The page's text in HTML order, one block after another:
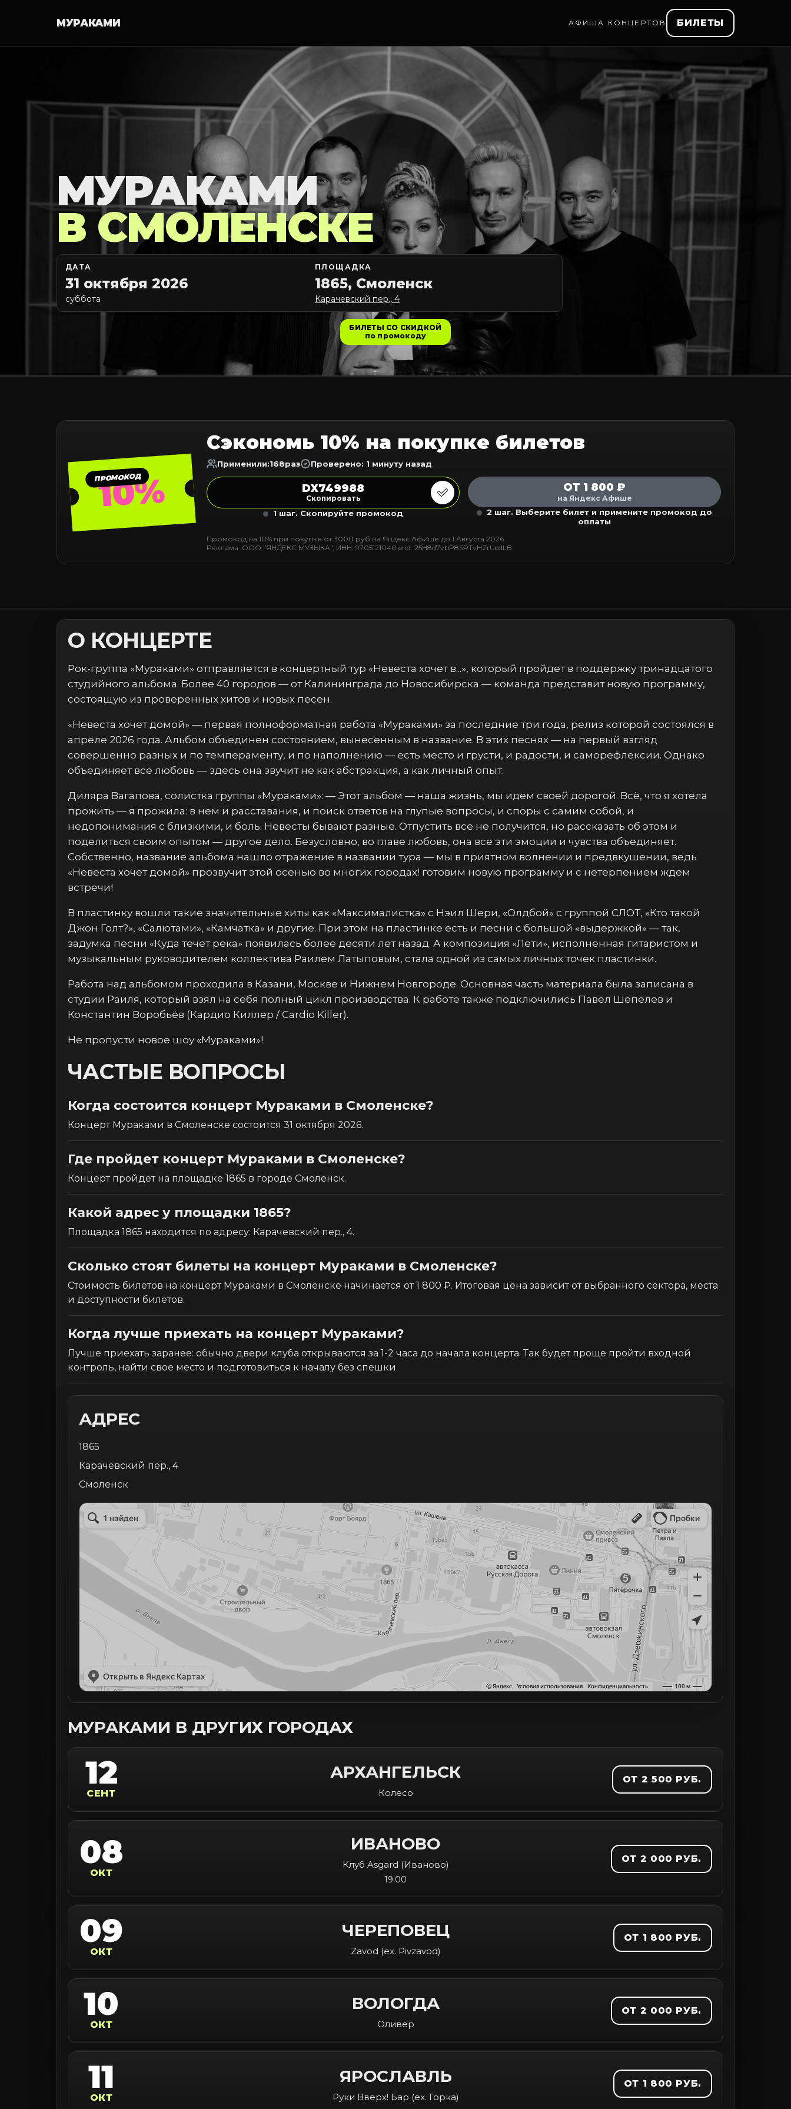
МУРАКАМИ АФИША КОНЦЕРТОВ БИЛЕТЫ
МУРАКАМИ
В СМОЛЕНСКЕ
ДАТА
31 октября 2026
суббота
ПЛОЩАДКА
1865, Смоленск
Карачевский пер., 4
БИЛЕТЫ СО СКИДКОЙ
по промокоду
ПРОМОКОД
10%
Сэкономь 10% на покупке билетов
Применили:168раз Проверено: 1 минуту назад
DX749988
Скопировать
1 шаг. Скопируйте промокод
ОТ 1 800 ₽
на Яндекс Афише
2 шаг. Выберите билет и примените промокод до
оплаты
Промокод на 10% при покупке от 3000 руб на Яндекс Афише до 1 Августа 2026.
Реклама. ООО "ЯНДЕКС МУЗЫКА", ИНН: 9705121040 erid: 25H8d7vbP8SRTvHZrUcdLB.
О КОНЦЕРТЕ
Рок-группа «Мураками» отправляется в концертный тур «Невеста хочет в...», который пройдет в поддержку тринадцатого
студийного альбома. Более 40 городов — от Калининграда до Новосибирска — команда представит новую программу,
состоящую из проверенных хитов и новых песен.
«Невеста хочет домой» — первая полноформатная работа «Мураками» за последние три года, релиз которой состоялся в
апреле 2026 года. Альбом объединен состоянием, вынесенным в название. В этих песнях — на первый взгляд
совершенно разных и по темпераменту, и по наполнению — есть место и грусти, и радости, и саморефлексии. Однако
объединяет всё любовь — здесь она звучит не как абстракция, а как личный опыт.
Диляра Вагапова, солистка группы «Мураками»: — Этот альбом — наша жизнь, мы идем своей дорогой. Всё, что я хотела
прожить — я прожила: в нем и расставания, и поиск ответов на глупые вопросы, и споры с самим собой, и
недопонимания с близкими, и боль. Невесты бывают разные. Отпустить все не получится, но рассказать об этом и
поделиться своим опытом — другое дело. Безусловно, во главе любовь, она все эти эмоции и чувства объединяет.
Собственно, название альбома нашло отражение в названии тура — мы в приятном волнении и предвкушении, ведь
«Невеста хочет домой» прозвучит этой осенью во многих городах! готовим новую программу и с нетерпением ждем
встречи!
В пластинку вошли такие значительные хиты как «Максималистка» с Нэил Шери, «Олдбой» с группой СЛОТ, «Кто такой
Джон Голт?», «Салютами», «Камчатка» и другие. При этом на пластинке есть и песни с большой «выдержкой» — так,
задумка песни «Куда течёт река» появилась более десяти лет назад. А композиция «Лети», исполненная гитаристом и
музыкальным руководителем коллектива Раилем Латыповым, стала одной из самых личных точек пластинки.
Работа над альбомом проходила в Казани, Москве и Нижнем Новгороде. Основная часть материала была записана в
студии Раиля, который взял на себя полный цикл производства. К работе также подключились Павел Шепелев и
Константин Воробьёв (Кардио Киллер / Cardio Killer).
Не пропусти новое шоу «Мураками»!
ЧАСТЫЕ ВОПРОСЫ
Когда состоится концерт Мураками в Смоленске?
Концерт Мураками в Смоленске состоится 31 октября 2026.
Где пройдет концерт Мураками в Смоленске?
Концерт пройдет на площадке 1865 в городе Смоленск.
Какой адрес у площадки 1865?
Площадка 1865 находится по адресу: Карачевский пер., 4.
Сколько стоят билеты на концерт Мураками в Смоленске?
Стоимость билетов на концерт Мураками в Смоленске начинается от 1 800 ₽. Итоговая цена зависит от выбранного сектора, места
и доступности билетов.
Когда лучше приехать на концерт Мураками?
Лучше приехать заранее: обычно двери клуба открываются за 1-2 часа до начала концерта. Так будет проще пройти входной
контроль, найти свое место и подготовиться к началу без спешки.
АДРЕС
1865
Карачевский пер., 4
Смоленск
МУРАКАМИ В ДРУГИХ ГОРОДАХ
12
СЕНТ
АРХАНГЕЛЬСК
Колесо
ОТ 2 500 РУБ.
08
ОКТ
ИВАНОВО
Клуб Asgard (Иваново)
19:00
ОТ 2 000 РУБ.
09
ОКТ
ЧЕРЕПОВЕЦ
Zavod (ex. Pivzavod)
ОТ 1 800 РУБ.
10
ОКТ
ВОЛОГДА
Оливер
ОТ 2 000 РУБ.
11
ОКТ
ЯРОСЛАВЛЬ
Руки Вверх! Бар (ex. Горка)
ОТ 1 800 РУБ.